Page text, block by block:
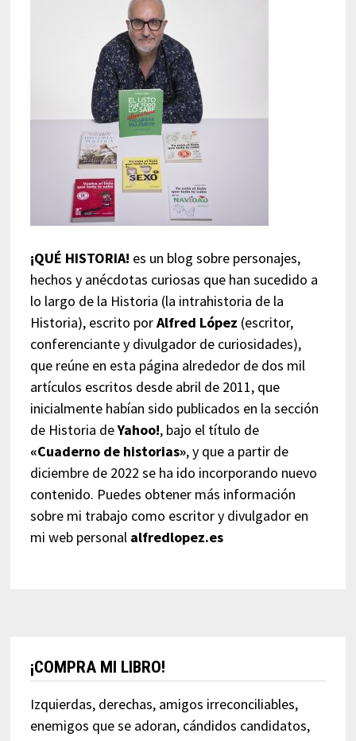
¡QUÉ HISTORIA! es un blog sobre personajes,
hechos y anécdotas curiosas que han sucedido a
lo largo de la Historia (la intrahistoria de la
Historia), escrito porAlfred López (escritor,
conferenciante y divulgador de curiosidades),
que reúne en esta página alrededor de dos mil
artículos escritos desde abril de 2011, que
inicialmente habían sido publicados en la sección
de Historia deYahoo!, bajo el título de
«Cuaderno de historias», y que a partir de
diciembre de 2022 se ha ido incorporando nuevo
contenido. Puedes obtener más información
sobre mi trabajo como escritor y divulgador en
mi web personal alfredlopez.es
¡COMPRA MI LIBRO!
Izquierdas, derechas, amigos irreconciliables,
enemigos que se adoran, cándidos candidatos,